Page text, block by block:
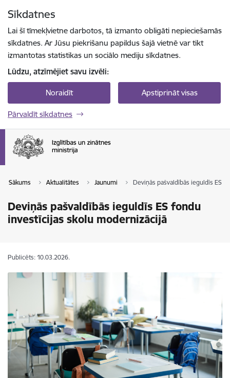
Sīkdatnes
Lai šī tīmekļvietne darbotos, tā izmanto obligāti nepieciešamās
sīkdatnes. Ar Jūsu piekrišanu papildus šajā vietnē var tikt
izmantotas statistikas un sociālo mediju sīkdatnes.
Lūdzu, atzīmējiet savu izvēli:
Noraidīt Apstiprināt visas
Pārvaldīt sīkdatnes
Sākums Aktualitātes Jaunumi Deviņās pašvaldībās ieguldīs ES
Deviņās pašvaldībās ieguldīs ES fondu
investīcijas skolu modernizācijā
Publicēts: 10.03.2026.